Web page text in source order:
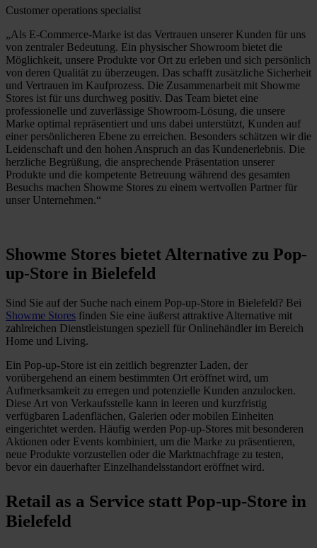
Customer operations specialist
„Als E-Commerce-Marke ist das Vertrauen unserer Kunden für uns
von zentraler Bedeutung. Ein physischer Showroom bietet die
Möglichkeit, unsere Produkte vor Ort zu erleben und sich persönlich
von deren Qualität zu überzeugen. Das schafft zusätzliche Sicherheit
und Vertrauen im Kaufprozess. Die Zusammenarbeit mit Showme
Stores ist für uns durchweg positiv. Das Team bietet eine
professionelle und zuverlässige Showroom-Lösung, die unsere
Marke optimal repräsentiert und uns dabei unterstützt, Kunden auf
einer persönlicheren Ebene zu erreichen. Besonders schätzen wir die
Leidenschaft und den hohen Anspruch an das Kundenerlebnis. Die
herzliche Begrüßung, die ansprechende Präsentation unserer
Produkte und die kompetente Betreuung während des gesamten
Besuchs machen Showme Stores zu einem wertvollen Partner für
unser Unternehmen.“
Showme Stores bietet Alternative zu Pop-
up-Store in Bielefeld
Sind Sie auf der Suche nach einem Pop-up-Store in Bielefeld? Bei
Showme Stores finden Sie eine äußerst attraktive Alternative mit
zahlreichen Dienstleistungen speziell für Onlinehändler im Bereich
Home und Living.
Ein Pop-up-Store ist ein zeitlich begrenzter Laden, der
vorübergehend an einem bestimmten Ort eröffnet wird, um
Aufmerksamkeit zu erregen und potenzielle Kunden anzulocken.
Diese Art von Verkaufsstelle kann in leeren und kurzfristig
verfügbaren Ladenflächen, Galerien oder mobilen Einheiten
eingerichtet werden. Häufig werden Pop-up-Stores mit besonderen
Aktionen oder Events kombiniert, um die Marke zu präsentieren,
neue Produkte vorzustellen oder die Marktnachfrage zu testen,
bevor ein dauerhafter Einzelhandelsstandort eröffnet wird.
Retail as a Service statt Pop-up-Store in
Bielefeld